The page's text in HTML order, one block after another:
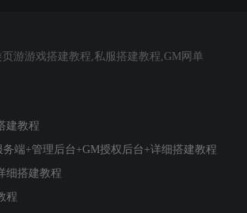
游游戏搭建教程,私服搭建教程,GM网单
建教程
端+管理后台+GM授权后台+详细搭建教程
细搭建教程
程